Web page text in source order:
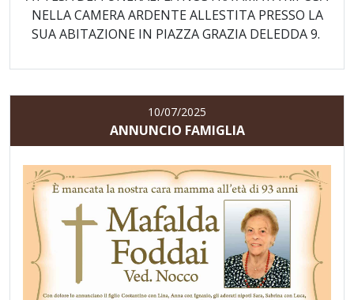
NELLA CAMERA ARDENTE ALLESTITA PRESSO LA
SUA ABITAZIONE IN PIAZZA GRAZIA DELEDDA 9.
10/07/2025
ANNUNCIO FAMIGLIA